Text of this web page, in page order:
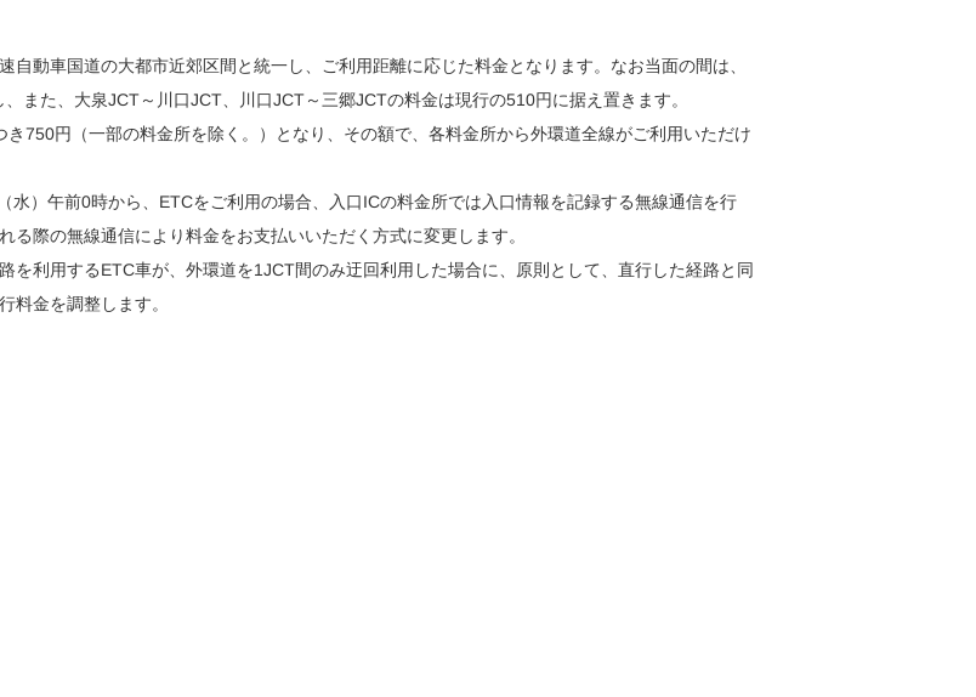
自動車国道の大都市近郊区間と統一し、ご利用距離に応じた料金となります。なお当面の間は、
また、大泉JCT～川口JCT、川口JCT～三郷JCTの料金は現行の510円に据え置きます。
750円（一部の料金所を除く。）となり、その額で、各料金所から外環道全線がご利用いただけ
）午前0時から、ETCをご利用の場合、入口ICの料金所では入口情報を記録する無線通信を行
際の無線通信により料金をお支払いいただく方式に変更します。
を利用するETC車が、外環道を1JCT間のみ迂回利用した場合に、原則として、直行した経路と同
料金を調整します。